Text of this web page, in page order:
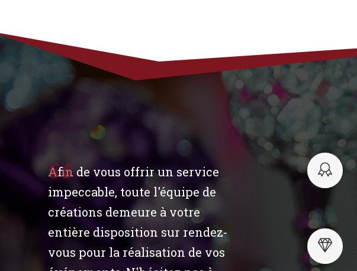
Afin de vous offrir un service
impeccable, toute l'équipe de
créations demeure à votre
entière disposition sur rendez-
vous pour la réalisation de vos